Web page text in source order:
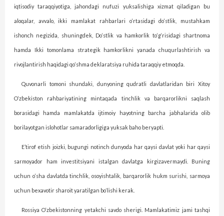
iqtisodiy taraqqiyotiga, jahondagi nufuzi yuksalishiga xizmat qiladigan bu
aloqalar, avvalo, ikki mamlakat rahbarlari o‘rtasidagi do‘stlik, mustahkam
ishonch negizida, shuningdek, Do‘stlik va hamkorlik to‘g‘risidagi shartnoma
hamda Ikki tomonlama strategik hamkorlikni yanada chuqurlashtirish va
rivojlantirish haqidagi qo‘shma deklaratsiya ruhida taraqqiy etmoqda.
Quvonarli tomoni shundaki, dunyoning qudratli davlatlaridan biri Xitoy
O‘zbekiston rahbariyatining mintaqada tinchlik va barqarorlikni saqlash
borasidagi hamda mamlakatda ijtimoiy hayotning barcha jabhalarida olib
borilayotgan islohotlar samaradorligiga yuksak baho beryapti.
E’tirof etish joizki, bugungi notinch dunyoda har qaysi davlat yoki har qaysi
sarmoyador ham investitsiyani istalgan davlatga kirgizavermaydi. Buning
uchun o‘sha davlatda tinchlik, osoyishtalik, barqarorlik hukm surishi, sarmoya
uchun bexavotir sharoit yaratilgan bo‘lishi kerak.
Rossiya O‘zbekistonning yetakchi savdo sherigi. Mamlakatimiz jami tashqi